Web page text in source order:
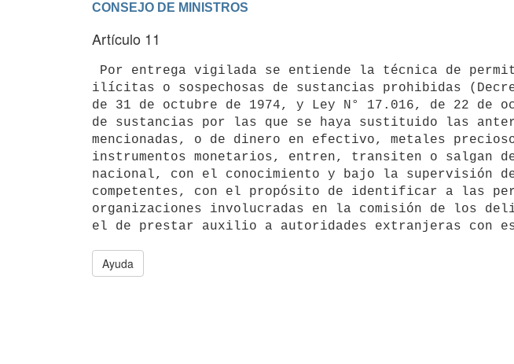
CONSEJO DE MINISTROS
Artículo 11
ilícitas o sospechosas de sustancias prohibidas
de 31 de octubre de 1974, y Ley N° 17.016, de 22 de
de sustancias por las que se haya sustituido las
mencionadas, o de dinero en efectivo, metales
instrumentos monetarios, entren, transiten o
nacional, con el conocimiento y bajo la supervisión
competentes, con el propósito de identificar a las
organizaciones involucradas en la comisión de los
Ayuda